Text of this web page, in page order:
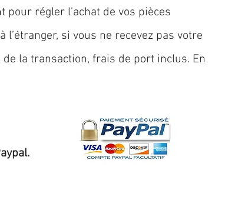
pour régler l'achat de vos pièces
l’étranger, si vous ne recevez pas votre
la transaction, frais de port inclus. En